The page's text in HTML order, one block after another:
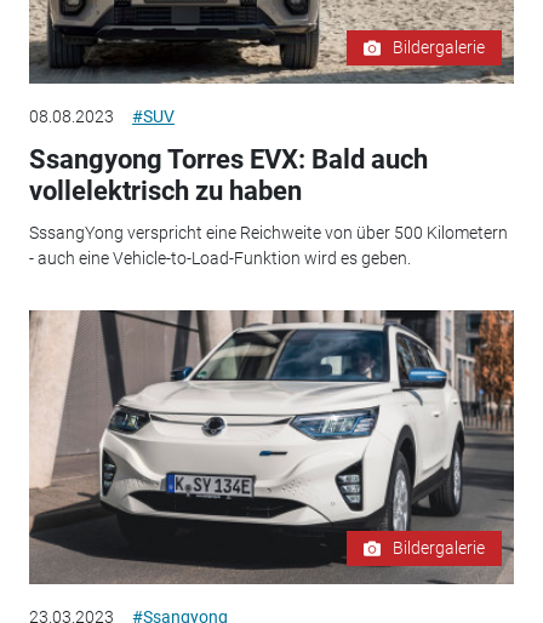
Bildergalerie
08.08.2023 #SUV
Ssangyong Torres EVX: Bald auch
vollelektrisch zu haben
SssangYong verspricht eine Reichweite von über 500 Kilometern
- auch eine Vehicle-to-Load-Funktion wird es geben.
Bildergalerie
23.03.2023 #Ssangyong